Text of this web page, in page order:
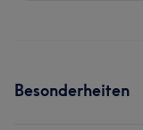
Besonderheiten